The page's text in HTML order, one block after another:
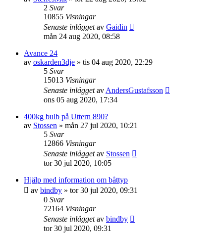
2 Svar
10855 Visningar
Senaste inläggetav Gaidin
mån 24 aug 2020, 08:58
Avance 24
av oskarden3dje » tis 04 aug 2020, 22:29
5 Svar
15013 Visningar
Senaste inläggetav AndersGustafsson
ons 05 aug 2020, 17:34
400kg bulb på Uttern 890?
av Stossen » mån 27 jul 2020, 10:21
5 Svar
12866 Visningar
Senaste inläggetav Stossen
tor 30 jul 2020, 10:05
Hjälp med information om båttyp
av bindby » tor 30 jul 2020, 09:31
0 Svar
72164 Visningar
Senaste inläggetav bindby
tor 30 jul 2020, 09:31